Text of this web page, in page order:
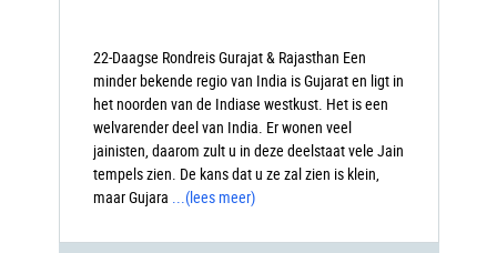
22-Daagse Rondreis Gurajat & Rajasthan Een
minder bekende regio van India is Gujarat en ligt in
het noorden van de Indiase westkust. Het is een
welvarender deel van India. Er wonen veel
jainisten, daarom zult u in deze deelstaat vele Jain
tempels zien. De kans dat u ze zal zien is klein,
maar Gujara ...(lees meer)